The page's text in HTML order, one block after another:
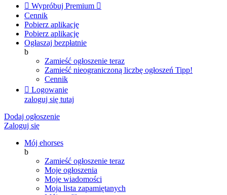
 Wypróbuj Premium 
Cennik
Pobierz aplikację
Pobierz aplikację
Ogłaszaj bezpłatnie
b
Zamieść ogłoszenie teraz
Zamieść nieograniczoną liczbę ogłoszeń Tipp!
Cennik
 Logowanie
zaloguj się tutaj
Dodaj ogłoszenie
Zaloguj się
Mój ehorses
b
Zamieść ogłoszenie teraz
Moje ogłoszenia
Moje wiadomości
Moja lista zapamiętanych